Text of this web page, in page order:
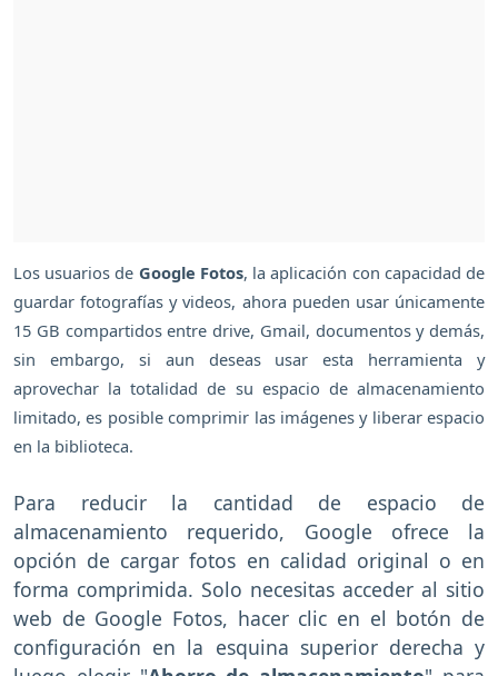
Los usuarios de Google Fotos, la aplicación con capacidad de
guardar fotografías y videos, ahora pueden usar únicamente
15 GB compartidos entre drive, Gmail, documentos y demás,
sin embargo, si aun deseas usar esta herramienta y
aprovechar la totalidad de su espacio de almacenamiento
limitado, es posible comprimir las imágenes y liberar espacio
en la biblioteca.
Para reducir la cantidad de espacio de
almacenamiento requerido, Google ofrece la
opción de cargar fotos en calidad original o en
forma comprimida. Solo necesitas acceder al sitio
web de Google Fotos, hacer clic en el botón de
configuración en la esquina superior derecha y